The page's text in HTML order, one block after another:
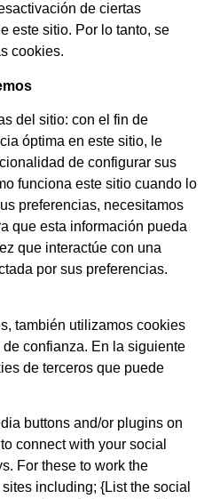
de ciertas
este sitio. Por lo tanto, se
cookies.
del sitio: con el fin de
óptima en este sitio, le
de configurar sus
funciona este sitio cuando lo
preferencias, necesitamos
que esta información pueda
que interactúe con una
por sus preferencias.
también utilizamos cookies
confianza. En la siguiente
de terceros que puede
buttons and/or plugins on
connect with your social
For these to work the
including; {List the social